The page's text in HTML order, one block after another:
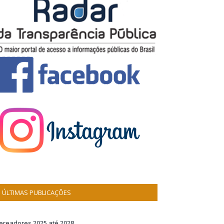
ÚLTIMAS PUBLICAÇÕES